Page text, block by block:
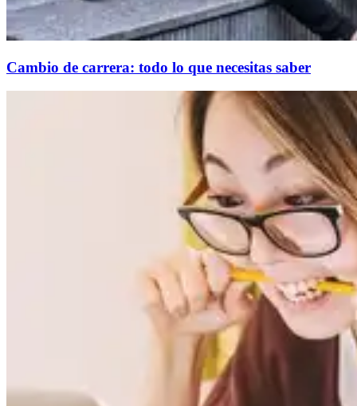
Cambio de carrera: todo lo que necesitas saber